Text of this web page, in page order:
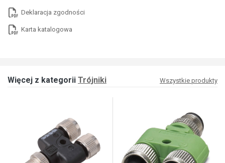
Deklaracja zgodności
Karta katalogowa
Więcej z kategorii Trójniki Wszystkie produkty